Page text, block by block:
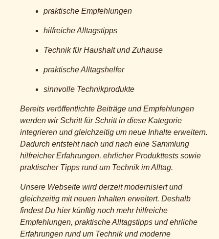
praktische Empfehlungen
hilfreiche Alltagstipps
Technik für Haushalt und Zuhause
praktische Alltagshelfer
sinnvolle Technikprodukte
Bereits veröffentlichte Beiträge und Empfehlungen
werden wir Schritt für Schritt in diese Kategorie
integrieren und gleichzeitig um neue Inhalte erweitern.
Dadurch entsteht nach und nach eine Sammlung
hilfreicher Erfahrungen, ehrlicher Produkttests sowie
praktischer Tipps rund um Technik im Alltag.
Unsere Webseite wird derzeit modernisiert und
gleichzeitig mit neuen Inhalten erweitert. Deshalb
findest Du hier künftig noch mehr hilfreiche
Empfehlungen, praktische Alltagstipps und ehrliche
Erfahrungen rund um Technik und moderne